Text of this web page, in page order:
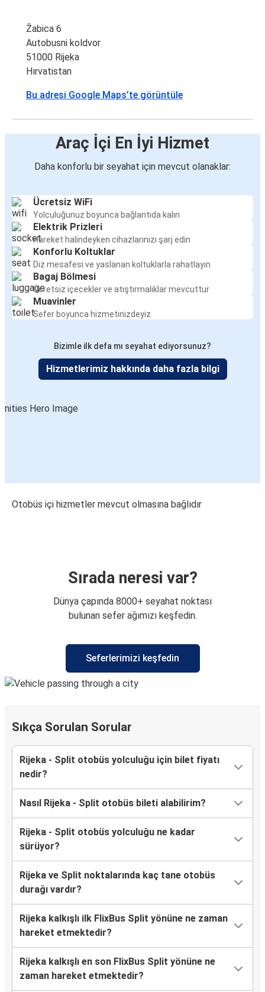
Žabica 6
Autobusni koldvor
51000 Rijeka
Hırvatistan
Bu adresi Google Maps’te görüntüle
Araç İçi En İyi Hizmet
Daha konforlu bir seyahat için mevcut olanaklar:
Ücretsiz WiFi
Yolculuğunuz boyunca bağlantıda kalın
Elektrik Prizleri
Hareket halindeyken cihazlarınızı şarj edin
Konforlu Koltuklar
Diz mesafesi ve yaslanan koltuklarla rahatlayın
Bagaj Bölmesi
Ücretsiz içecekler ve atıştırmalıklar mevcuttur
Muavinler
Sefer boyunca hizmetinizdeyiz
Bizimle ilk defa mı seyahat ediyorsunuz?
Hizmetlerimiz hakkında daha fazla bilgi
Otobüs içi hizmetler mevcut olmasına bağlıdır
Sırada neresi var?
Dünya çapında 8000+ seyahat noktası
bulunan sefer ağımızı keşfedin.
Seferlerimizi keşfedin
Sıkça Sorulan Sorular
Rijeka - Split otobüs yolculuğu için bilet fiyatı
nedir?
Nasıl Rijeka - Split otobüs bileti alabilirim?
Rijeka - Split otobüs yolculuğu ne kadar
sürüyor?
Rijeka ve Split noktalarında kaç tane otobüs
durağı vardır?
Rijeka kalkışlı ilk FlixBus Split yönüne ne zaman
hareket etmektedir?
Rijeka kalkışlı en son FlixBus Split yönüne ne
zaman hareket etmektedir?